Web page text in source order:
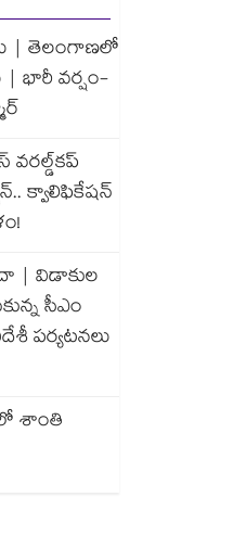
| తెలంగాణలో
| భారీ వర్షం-
క్వాలిఫికేషన్
| విడాకుల
సీఎం
పర్యటనలు
శాంతి